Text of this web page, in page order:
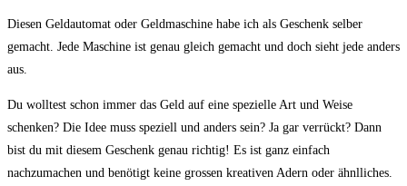
Diesen Geldautomat oder Geldmaschine habe ich als Geschenk selber
gemacht. Jede Maschine ist genau gleich gemacht und doch sieht jede anders
aus.
Du wolltest schon immer das Geld auf eine spezielle Art und Weise
schenken? Die Idee muss speziell und anders sein? Ja gar verrückt? Dann
bist du mit diesem Geschenk genau richtig! Es ist ganz einfach
nachzumachen und benötigt keine grossen kreativen Adern oder ähnlliches.